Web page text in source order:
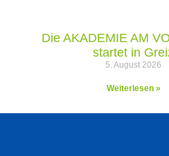
Die AKADEMIE AM
startet in
5. August 2026
Weiterlesen »